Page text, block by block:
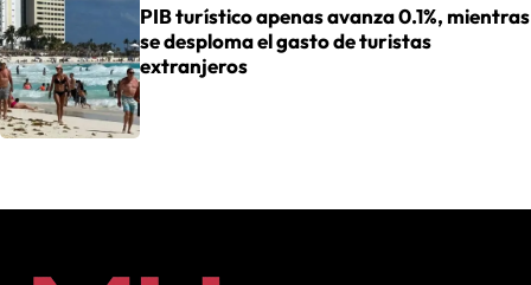
PIB turístico apenas avanza 0.1%, mientras
se desploma el gasto de turistas
extranjeros